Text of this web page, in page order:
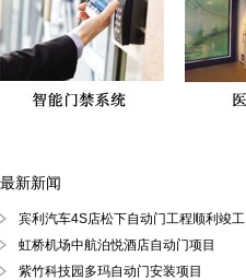
最新新闻
宾利汽车4S店松下自动门工程顺利竣工
虹桥机场中航泊悦酒店自动门项目
紫竹科技园多玛自动门安装项目